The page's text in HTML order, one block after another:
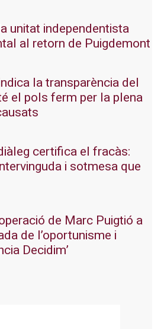
unitat independentista
al retorn de Puigdemont
la transparència del
el pols ferm per la plena
certifica el fracàs:
i sotmesa que
de Marc Puigtió a
de l’oportunisme i
Decidim’